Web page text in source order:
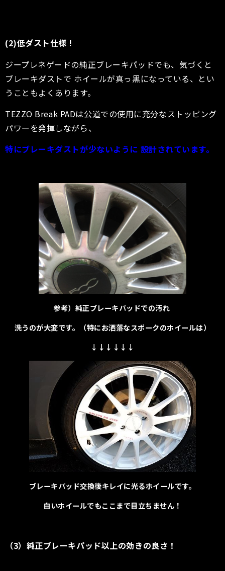
(2)低ダスト仕様 !
ジープレネゲードの純正ブレーキパッドでも、気づくと
ブレーキダストで ホイールが真っ黒になっている、とい
うこともよくあります。
TEZZO Break PADは公道での使用に充分なストッピング
パワーを発揮しながら、
特にブレーキダストが少ないように 設計されています。
参考）純正ブレーキパッドでの汚れ
洗うのが大変です。（特にお洒落なスポークのホイールは）
↓↓↓↓↓↓
ブレーキパッド交換後キレイに光るホイールです。
白いホイールでもここまで目立ちません！
（3） 純正ブレーキパッド以上の効きの良さ！